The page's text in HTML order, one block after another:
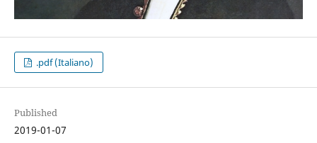
.pdf (Italiano)
Published
2019-01-07